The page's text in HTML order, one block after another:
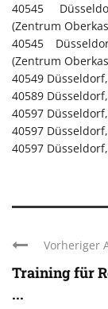
40545
(Zentrum
40545
(Zentrum
40549
40589
40597
40597
40597
Vorheriger
Training für
...